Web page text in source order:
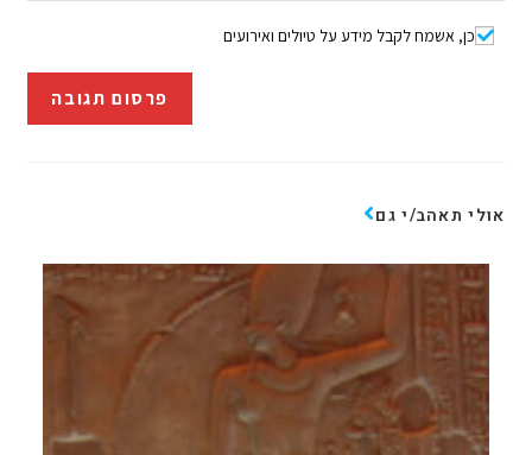
כן, אשמח לקבל מידע על טיולים ואירועים
אולי תאהב/י גם